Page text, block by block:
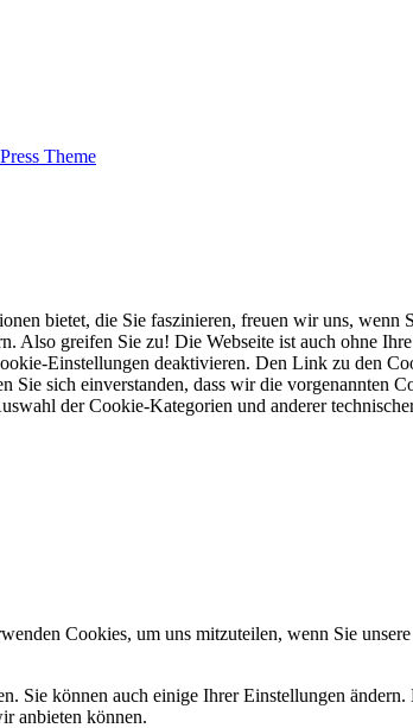
Theme
bietet, die Sie faszinieren, freuen wir uns, wenn
Also greifen Sie zu! Die Webseite ist auch ohne
Einstellungen deaktivieren. Den Link zu den
sich einverstanden, dass wir die vorgenannten
der Cookie-Kategorien und anderer
Cookies, um uns mitzuteilen, wenn Sie
Sie können auch einige Ihrer Einstellungen
anbieten können.